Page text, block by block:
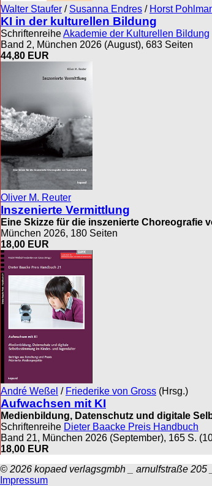
Walter Staufer / Susanna Endres / Horst
KI in der kulturellen Bildung
SchriftenreiheAkademie der Kulturellen Bildung
Band 2, München 2026 (August), 683 Seiten
44,80 EUR
Oliver M. Reuter
Inszenierte Vermittlung
Eine Skizze für die inszenierte Choreografie
München 2026, 180 Seiten
18,00 EUR
André Weßel / Friederike von Gross (Hrsg.)
Aufwachsen mit KI
Medienbildung, Datenschutz und digitale
Schriftenreihe Dieter Baacke Preis Handbuch
Band 21, München 2026 (September), 165 S.
18,00 EUR
© 2026 kopaed verlagsgmbh _ arnulfstraße 205
Impressum